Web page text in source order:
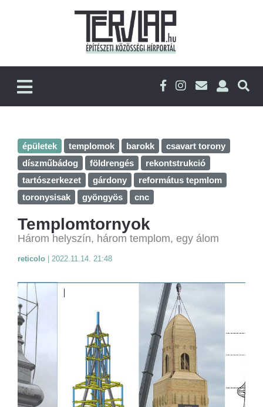
épületek templomok barokk
csavart torony
díszműbádog
földrengés
rekontstrukció
tartószerkezet
gárdony
református tepmlom
toronysisak
gyöngyös cnc
Templomtornyok
Három helyszín, három templom, egy álom
reticolo 2022.11.14. 21:48